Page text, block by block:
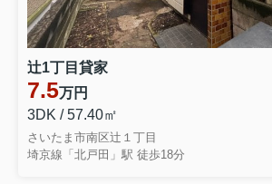
辻1丁目貸家
7.5万円
3DK / 57.40㎡
さいたま市南区辻１丁目
埼京線「北戸田」駅 徒歩18分